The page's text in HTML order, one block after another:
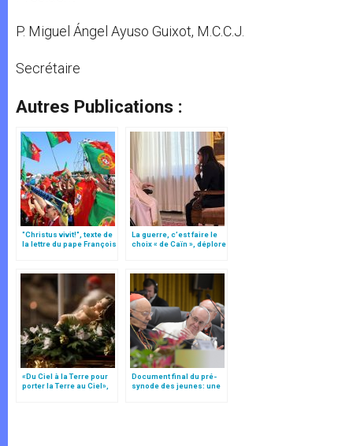
P. Miguel Ángel Ayuso Guixot, M.C.C.J.
Secrétaire
Autres Publications :
"Christus vivit!", texte de
la lettre du pape François
La guerre, c’est faire le
choix « de Caïn », déplore
«Du Ciel à la Terre pour
porter la Terre au Ciel»,
Document final du pré-
synode des jeunes: une